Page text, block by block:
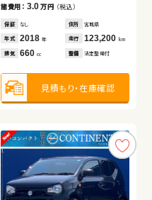
諸費用： 3.0万円 （税込）
保証 なし 住所 宮城県
年式 2018年 走行 123,200 km
排気 660cc 整備 法定整備付
見積もり・在庫確認
年式 2023年 走行
排気 1,000 整備 法定整備付
見積もり・在庫確認
年式 2025年 走行
排気 660 整備 法定整備付
見積もり・在庫確認